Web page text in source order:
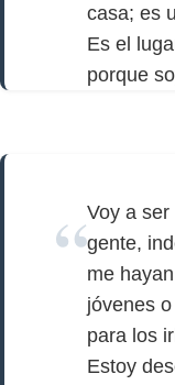
casa; es
Es el
porque
Voy a
gente,
me
jóvenes
para los
Estoy